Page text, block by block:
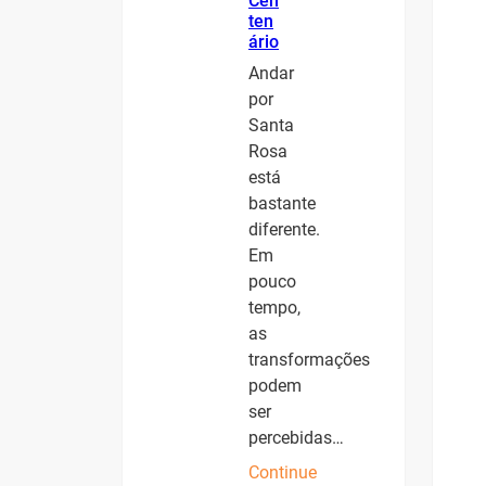
ten
ário
Andar
por
Santa
Rosa
está
bastante
diferente.
Em
pouco
tempo,
as
transformações
podem
ser
percebidas…
Continue